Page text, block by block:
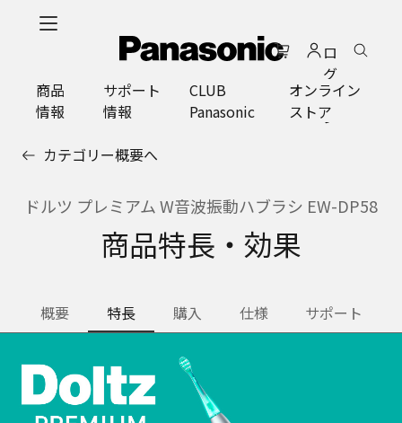
ロ
グ
イ
ン
商品
情報
サポート
情報
CLUB
Panasonic
オンライン
ストア
カテゴリー概要へ
ドルツ プレミアム W音波振動ハブラシ EW-DP58
商品特長・効果
概要 特長 購入 仕様 サポート